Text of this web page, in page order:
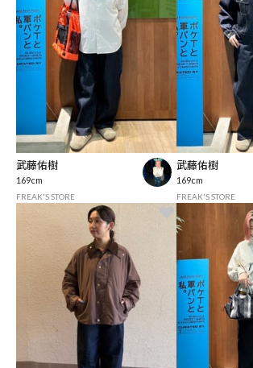
武藤佑樹
169cm
FREAK'S STORE
武藤佑樹
169cm
FREAK'S STORE